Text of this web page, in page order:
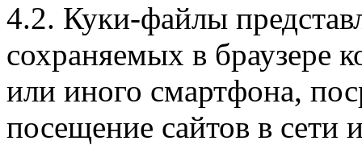
4.2. Куки-файлы
сохраняемых в браузере
или иного смартфона,
посещение сайтов в сети